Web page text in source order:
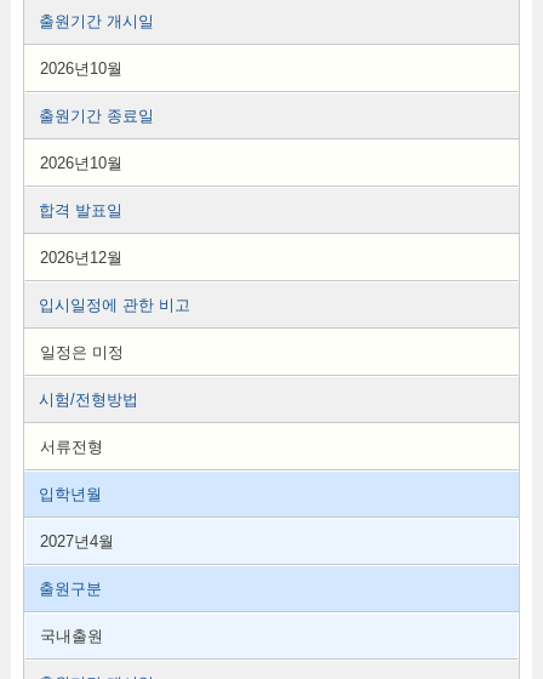
출원기간 개시일
2026년10월
출원기간 종료일
2026년10월
합격 발표일
2026년12월
입시일정에 관한 비고
일정은 미정
시험/전형방법
서류전형
입학년월
2027년4월
출원구분
국내출원